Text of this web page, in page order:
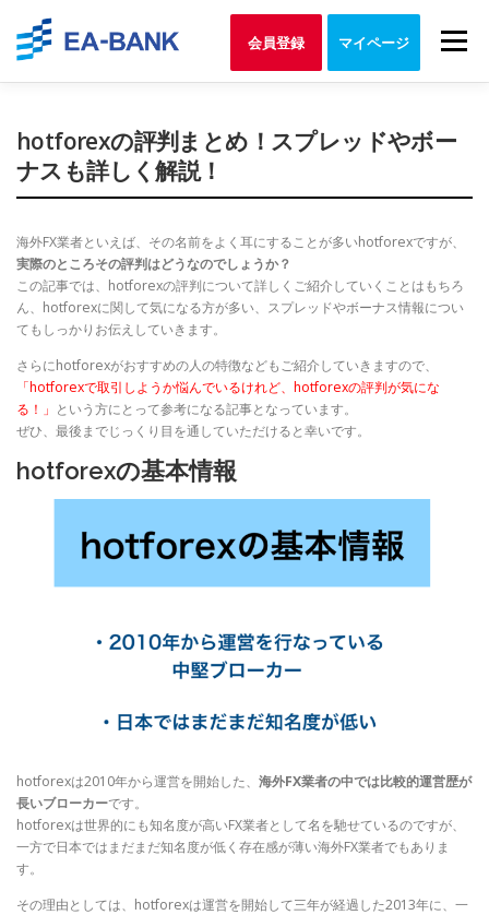
content
Menu
会員登録 マイページ
hotforexの評判まとめ！スプレッドやボー
ナスも詳しく解説！
海外FX業者といえば、その名前をよく耳にすることが多いhotforexですが、
実際のところその評判はどうなのでしょうか？
この記事では、hotforexの評判について詳しくご紹介していくことはもちろ
ん、hotforexに関して気になる方が多い、スプレッドやボーナス情報につい
てもしっかりお伝えしていきます。
さらにhotforexがおすすめの人の特徴などもご紹介していきますので、
「hotforexで取引しようか悩んでいるけれど、hotforexの評判が気にな
る！」 という方にとって参考になる記事となっています。
ぜひ、最後までじっくり目を通していただけると幸いです。
hotforexの基本情報
hotforexは2010年から運営を開始した、 海外FX業者の中では比較的運営歴が
長いブローカーです。
hotforexは世界的にも知名度が高いFX業者として名を馳せているのですが、
一方で日本ではまだまだ知名度が低く存在感が薄い海外FX業者でもありま
す。
その理由としては、hotforexは運営を開始して三年が経過した2013年に、一